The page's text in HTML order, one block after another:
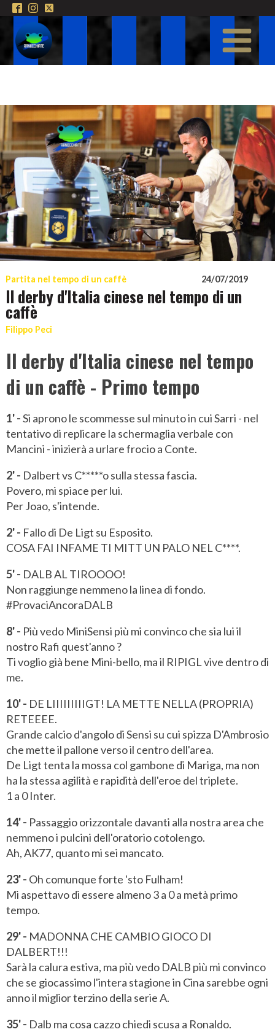
Partita nel tempo di un caffè 24/07/2019
Il derby d'Italia cinese nel tempo di un
caffè
Filippo Peci
Il derby d'Italia cinese nel tempo
di un caffè - Primo tempo
1' -Si aprono le scommesse sul minuto in cui Sarri - nel
tentativo di replicare la schermaglia verbale con
Mancini - inizierà a urlare frocio a Conte.
2' - Dalbert vs C*****o sulla stessa fascia.
Povero, mi spiace per lui.
Per Joao, s'intende.
2' - Fallo di De Ligt su Esposito.
COSA FAI INFAME TI MITT UN PALO NEL C****.
5' - DALB AL TIROOOO!
Non raggiunge nemmeno la linea di fondo.
#ProvaciAncoraDALB
8' - Più vedo MiniSensi più mi convinco che sia lui il
nostro Rafi quest'anno ?
Ti voglio già bene Mini-bello, ma il RIPIGL vive dentro di
me.
10' - DE LIIIIIIIIIGT! LA METTE NELLA (PROPRIA)
RETEEEE.
Grande calcio d'angolo di Sensi su cui spizza D'Ambrosio
che mette il pallone verso il centro dell'area.
De Ligt tenta la mossa col gambone di Mariga, ma non
ha la stessa agilità e rapidità dell'eroe del triplete.
1 a 0 Inter.
14' - Passaggio orizzontale davanti alla nostra area che
nemmeno i pulcini dell'oratorio cotolengo.
Ah, AK77, quanto mi sei mancato.
23' - Oh comunque forte 'sto Fulham!
Mi aspettavo di essere almeno 3 a 0 a metà primo
tempo.
29' - MADONNA CHE CAMBIO GIOCO DI
DALBERT!!!
Sarà la calura estiva, ma più vedo DALB più mi convinco
che se giocassimo l'intera stagione in Cina sarebbe ogni
anno il miglior terzino della serie A.
35' - Dalb ma cosa cazzo chiedi scusa a Ronaldo.